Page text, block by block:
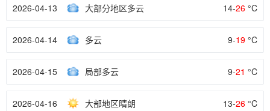
2026-04-13 大部分地区多云 14-26 °C
2026-04-14 多云 9-19 °C
2026-04-15 局部多云 9-21 °C
2026-04-16 大部地区晴朗 13-26 °C